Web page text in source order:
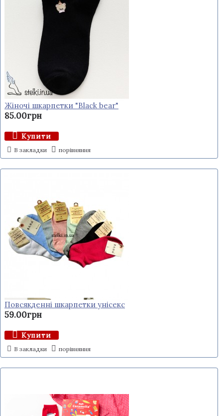
Жіночі шкарпетки "Black bear"
85.00грн
Купити
В закладки порівняння
Повсякденні шкарпетки унісекс
59.00грн
Купити
В закладки порівняння